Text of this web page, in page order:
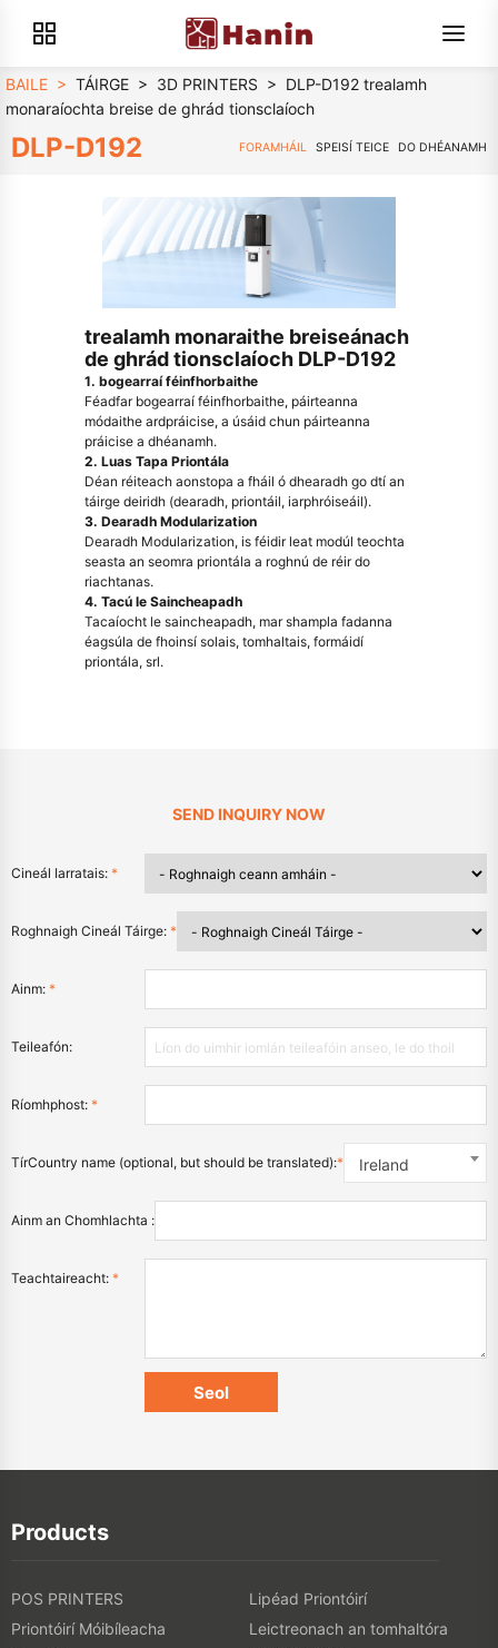
BAILE > TÁIRGE > 3D PRINTERS > DLP-D192 trealamh
monaraíochta breise de ghrád tionsclaíoch
DLP-D192 FORAMHÁIL SPEISÍ TEICE DO DHÉANAMH
trealamh monaraithe breiseánach
de ghrád tionsclaíoch DLP-D192
1. bogearraí féinfhorbaithe
Féadfar bogearraí féinfhorbaithe, páirteanna
módaithe ardpráicise, a úsáid chun páirteanna
práicise a dhéanamh.
2. Luas Tapa Priontála
Déan réiteach aonstopa a fháil ó dhearadh go dtí an
táirge deiridh (dearadh, priontáil, iarphróiseáil).
3. Dearadh Modularization
Dearadh Modularization, is féidir leat modúl teochta
seasta an seomra priontála a roghnú de réir do
riachtanas.
4. Tacú le Saincheapadh
Tacaíocht le saincheapadh, mar shampla fadanna
éagsúla de fhoinsí solais, tomhaltais, formáidí
priontála, srl.
SEND INQUIRY NOW
Cineál Iarratais: *
Roghnaigh Cineál Táirge: *
Ainm: *
Teileafón:
Ríomhphost: *
TírCountry name (optional, but should be translated):* Ireland
Ainm an Chomhlachta :
Teachtaireacht: *
Products
POS PRINTERS
Lipéad Priontóirí
Priontóirí Móibíleacha
Leictreonach an tomhaltóra